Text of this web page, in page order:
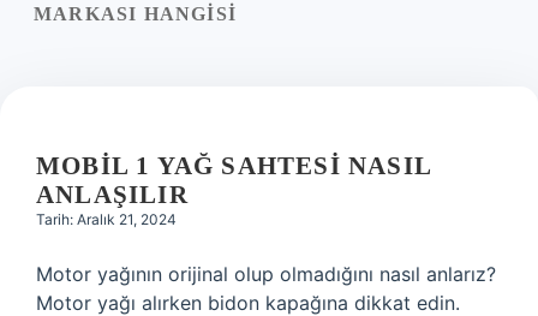
MARKASI HANGISI
MOBIL 1 YAĞ SAHTESI NASIL
ANLAŞILIR
Tarih: Aralık 21, 2024
Motor yağının orijinal olup olmadığını nasıl anlarız?
Motor yağı alırken bidon kapağına dikkat edin.